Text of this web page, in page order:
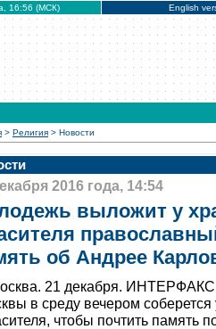
16:56 (МСК) English
> Религия > Новости
2016 года, 14:54
выложит у
об Андрее
21 декабря.
в среду вечером
чтобы почтить память